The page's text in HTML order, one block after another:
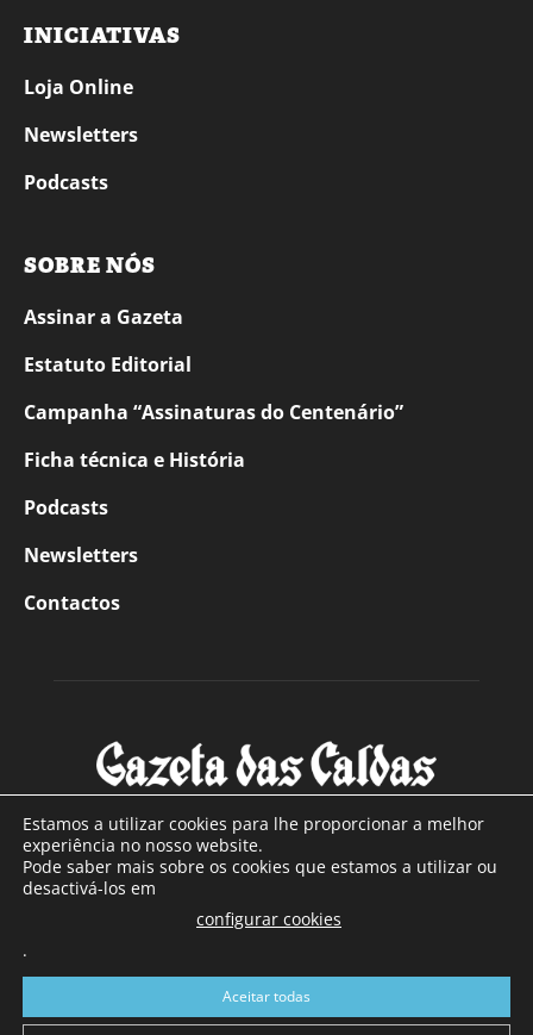
INICIATIVAS
Loja Online
Newsletters
Podcasts
SOBRE NÓS
Assinar a Gazeta
Estatuto Editorial
Campanha “Assinaturas do Centenário”
Ficha técnica e História
Podcasts
Newsletters
Contactos
SOBRE NÓS
Com sede nas Caldas da Rainha e mais de 90 anos de
a sul de distrito de Leiria, com mais de 40.000 leitores por
toda a região Oeste. Jornal com distribuição em Portugal
Continental e assinatura online.
Estamos a utilizar cookies para lhe proporcionar a melhor
experiência no nosso website.
Pode saber mais sobre os cookies que estamos a utilizar ou
desactivá-los em
configurar cookies
.
Aceitar todas